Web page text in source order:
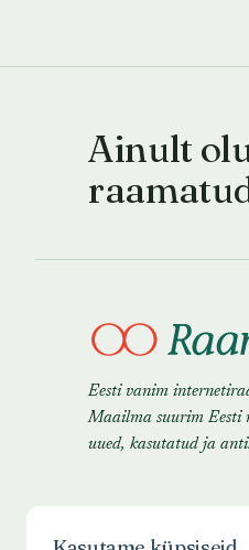
Ainult
Eesti vanim
Maailma suurim Eesti
uued, kasutatud ja